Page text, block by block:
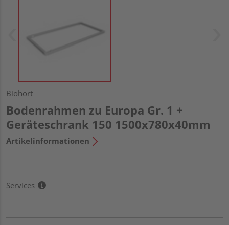
Biohort
Bodenrahmen zu Europa Gr. 1 +
Geräteschrank 150 1500x780x40mm
Artikelinformationen
Services